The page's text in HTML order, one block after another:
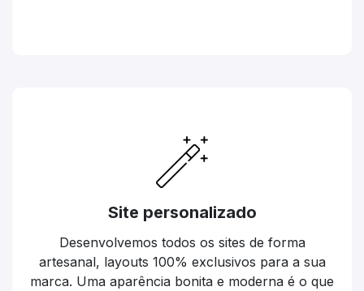
Site personalizado
Desenvolvemos todos os sites de forma
artesanal, layouts 100% exclusivos para a sua
marca. Uma aparência bonita e moderna é o que